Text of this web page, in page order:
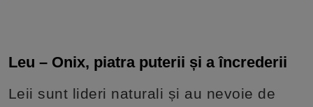
Leu – Onix, piatra puterii și a încrederii
Leii sunt lideri naturali și au nevoie de